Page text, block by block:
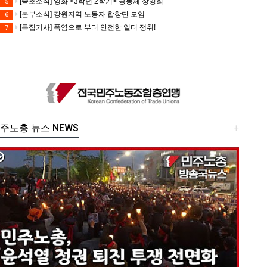
6 [본부소식] 강원지역 노동자 합창단 모임
7 [특집기사] 폭염으로 부터 안전한 일터 쟁취!
+
노총 뉴스 NEWS